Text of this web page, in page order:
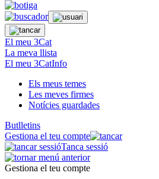
El meu 3Cat
La meva llista
El meu 3CatInfo
Els meus temes
Les meves firmes
Notícies guardades
Butlletins
Gestiona el teu compte
Tanca sessió
Gestiona el teu compte